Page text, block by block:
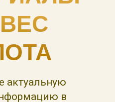
актуальную
в